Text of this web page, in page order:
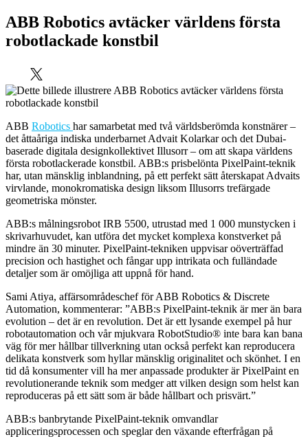
ABB Robotics avtäcker världens första
robotlackade konstbil
ABB Robotics har samarbetat med två världsberömda konstnärer –
det åttaåriga indiska underbarnet Advait Kolarkar och det Dubai-
baserade digitala designkollektivet Illusorr – om att skapa världens
första robotlackerade konstbil. ABB:s prisbelönta PixelPaint-teknik
har, utan mänsklig inblandning, på ett perfekt sätt återskapat Advaits
virvlande, monokromatiska design liksom Illusorrs trefärgade
geometriska mönster.
ABB:s målningsrobot IRB 5500, utrustad med 1 000 munstycken i
skrivarhuvudet, kan utföra det mycket komplexa konstverket på
mindre än 30 minuter. PixelPaint-tekniken uppvisar oöverträffad
precision och hastighet och fångar upp intrikata och fulländade
detaljer som är omöjliga att uppnå för hand.
Sami Atiya, affärsområdeschef för ABB Robotics & Discrete
Automation, kommenterar: ”ABB:s PixelPaint-teknik är mer än bara
evolution – det är en revolution. Det är ett lysande exempel på hur
robotautomation och vår mjukvara RobotStudio® inte bara kan bana
väg för mer hållbar tillverkning utan också perfekt kan reproducera
delikata konstverk som hyllar mänsklig originalitet och skönhet. I en
tid då konsumenter vill ha mer anpassade produkter är PixelPaint en
revolutionerande teknik som medger att vilken design som helst kan
reproduceras på ett sätt som är både hållbart och prisvärt.”
ABB:s banbrytande PixelPaint-teknik omvandlar
appliceringsprocessen och speglar den växande efterfrågan på